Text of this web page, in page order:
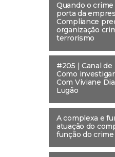
Quando o
porta da
Compliance
organização
terrorismo
#205 | Canal de
Como investigar
Com Viviane
Lugão
A complexa e
atuação do
função do